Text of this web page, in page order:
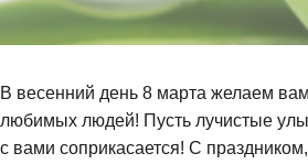
В весенний день 8 марта желаем
любимых людей! Пусть лучистые
с вами соприкасается! С